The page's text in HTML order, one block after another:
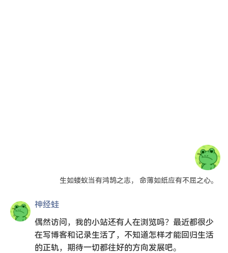
生如蝼蚁当有鸿鹄之志， 命薄如纸应有不屈之心。
神经蛙
偶然访问，我的小站还有人在浏览吗？最近都很少
在写博客和记录生活了，不知道怎样才能回归生活
的正轨，期待一切都往好的方向发展吧。